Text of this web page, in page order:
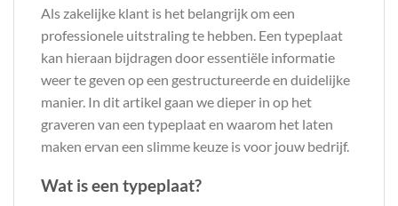
Als zakelijke klant is het belangrijk om een
professionele uitstraling te hebben. Een typeplaat
kan hieraan bijdragen door essentiële informatie
weer te geven op een gestructureerde en duidelijke
manier. In dit artikel gaan we dieper in op het
graveren van een typeplaat en waarom het laten
maken ervan een slimme keuze is voor jouw bedrijf.
Wat is een typeplaat?